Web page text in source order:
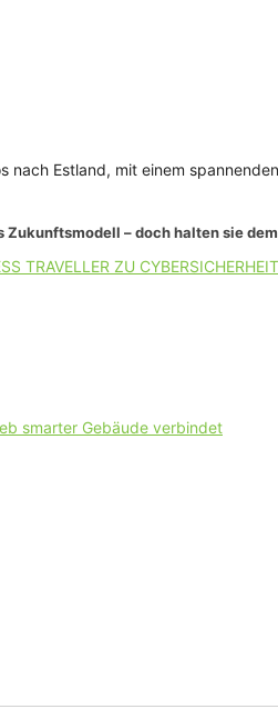
nach Estland, mit einem spannenden
– doch halten sie
TRAVELLER ZU
smarter Gebäude verbindet